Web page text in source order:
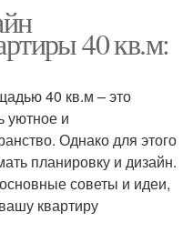
40 кв.м:
40 кв.м – это
уютное и
Однако для этого
планировку и дизайн.
советы и идеи,
квартиру